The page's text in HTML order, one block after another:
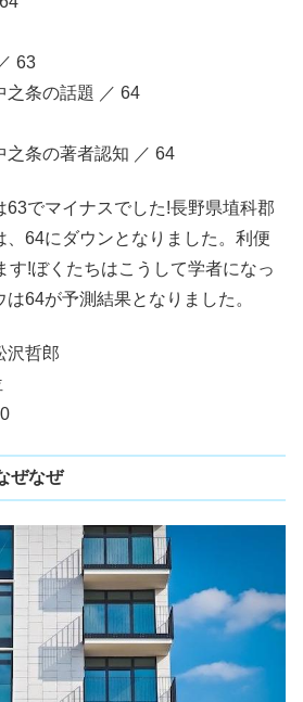
63
之条の話題 ／ 64
之条の著者認知 ／ 64
63でマイナスでした!長野県埴科郡
、64にダウンとなりました。利便
す!ぼくたちはこうして学者になっ
64が予測結果となりました。
沢哲郎
ぜなぜ